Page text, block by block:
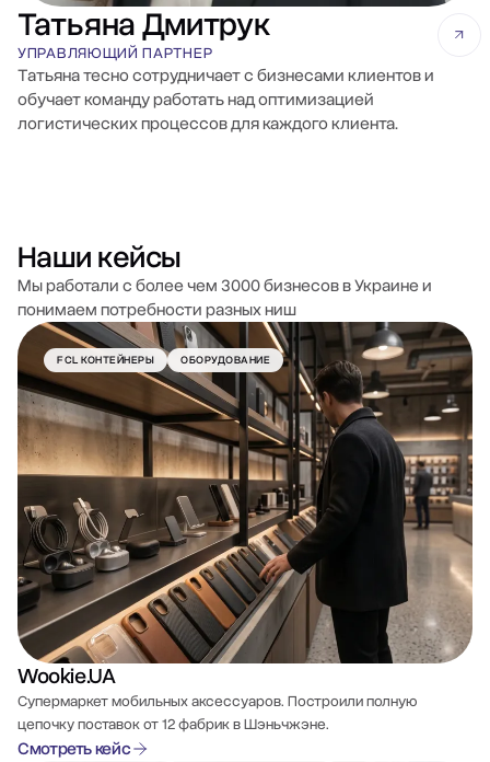
Татьяна Дмитрук
УПРАВЛЯЮЩИЙ ПАРТНЕР
Татьяна тесно сотрудничает с бизнесами клиентов и
обучает команду работать над оптимизацией
логистических процессов для каждого клиента.
Наши кейсы
Мы работали с более чем 3000 бизнесов в Украине и
понимаем потребности разных ниш
FCL КОНТЕЙНЕРЫ ОБОРУДОВАНИЕ
Wookie.UA
Супермаркет мобильных аксессуаров. Построили полную
цепочку поставок от 12 фабрик в Шэньчжэне.
Смотреть кейс